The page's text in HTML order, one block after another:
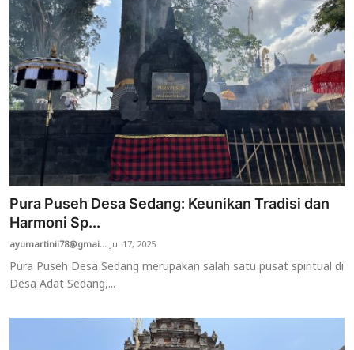
Pura Puseh Desa Sedang: Keunikan Tradisi dan
Harmoni Sp...
ayumartinii78@gmai...Jul 17, 2025
Pura Puseh Desa Sedang merupakan salah satu pusat spiritual di
Desa Adat Sedang,...